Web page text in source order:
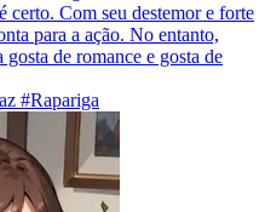
certo. Com seu destemor e forte
para a ação. No entanto,
gosta de romance e gosta de
#Rapariga